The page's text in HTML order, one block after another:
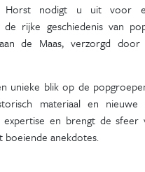
Horst nodigt u uit voor
rijke geschiedenis van
de Maas, verzorgd
unieke blik op de
materiaal en nieuwe
en brengt de sfeer
anekdotes.